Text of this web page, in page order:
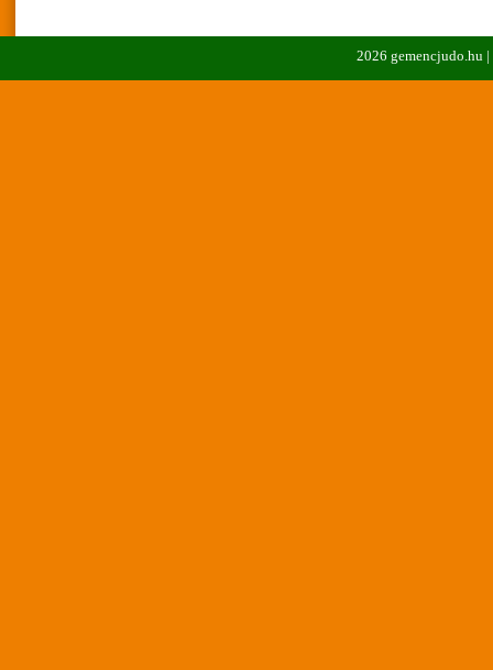
2026 gemencjudo.hu |